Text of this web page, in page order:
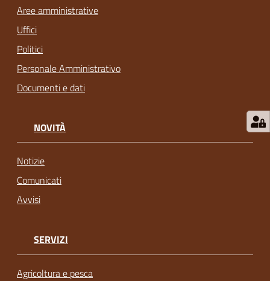
Aree amministrative
Uffici
Politici
Personale Amministrativo
Documenti e dati
NOVITÀ
Notizie
Comunicati
Avvisi
SERVIZI
Agricoltura e pesca